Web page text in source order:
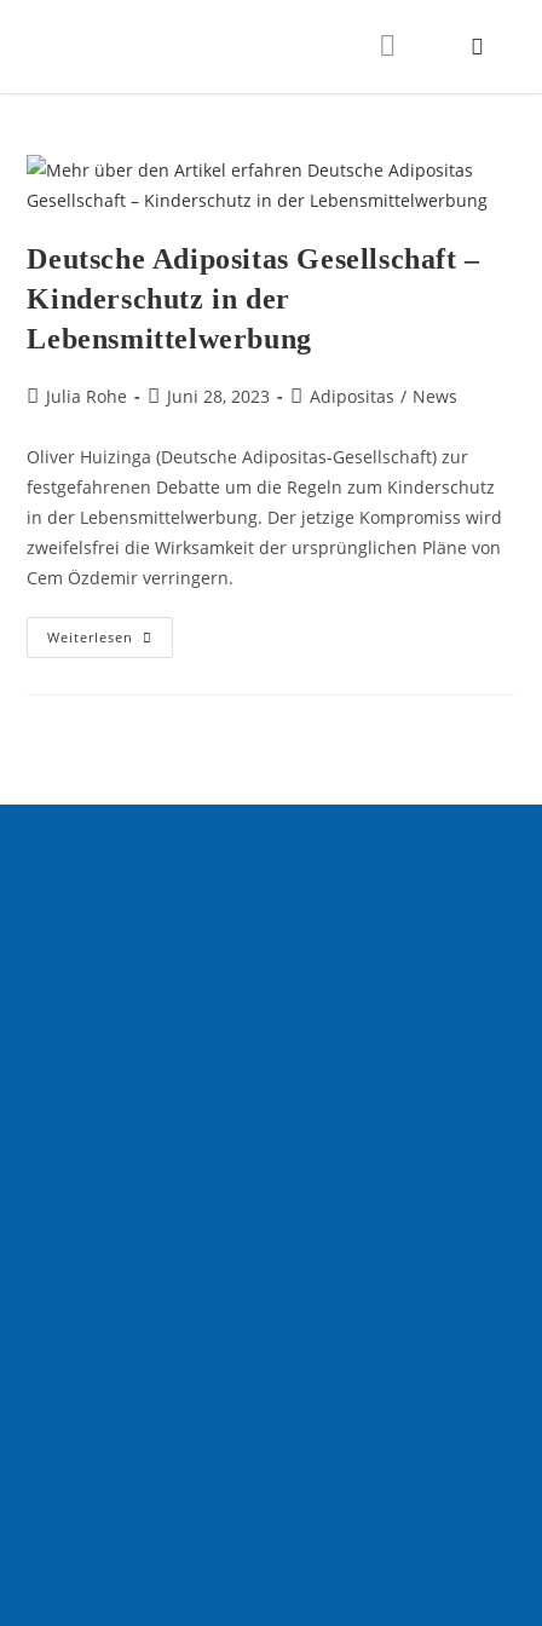
Deutsche Adipositas Gesellschaft –
Kinderschutz in der
Lebensmittelwerbung
Julia Rohe Juni 28, 2023 Adipositas / News
Oliver Huizinga (Deutsche Adipositas-Gesellschaft) zur
festgefahrenen Debatte um die Regeln zum Kinderschutz
in der Lebensmittelwerbung. Der jetzige Kompromiss wird
zweifelsfrei die Wirksamkeit der ursprünglichen Pläne von
Cem Özdemir verringern.
Weiterlesen